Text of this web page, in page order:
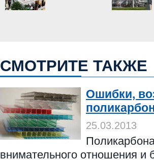
СМОТРИТЕ ТАКЖЕ
Ошибки,
25.03.2013
внимательного отношения и